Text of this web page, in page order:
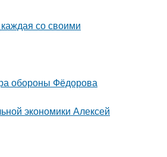
со своими
обороны Фёдорова
экономики Алексей